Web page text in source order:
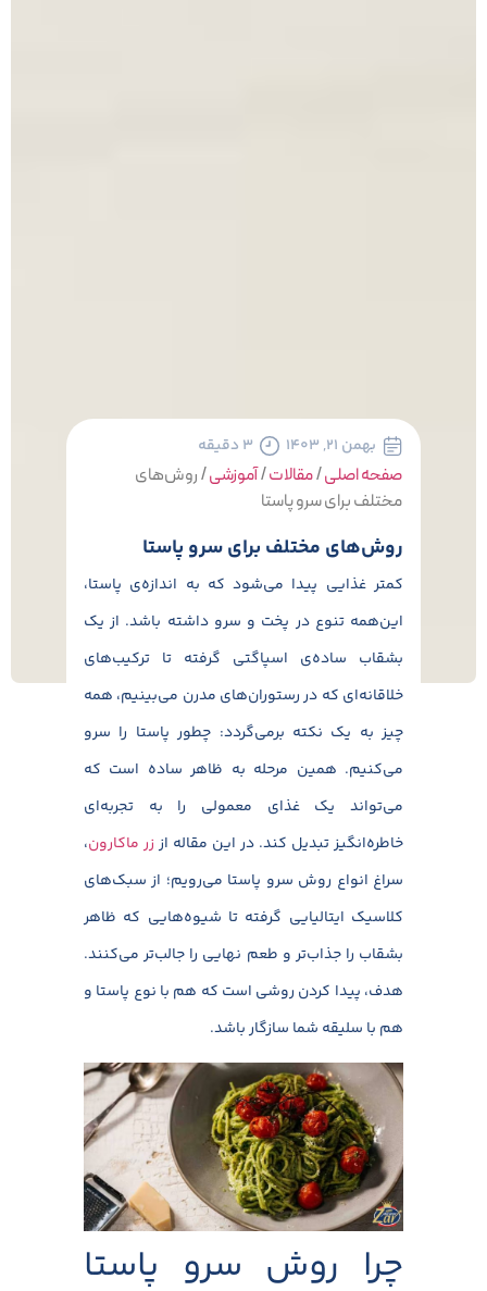
بهمن ۲۱, ۱۴۰۳ ۳ دقیقه
صفحه اصلی/مقالات/آموزشی/روش‌های
مختلف برای سرو پاستا
روش‌های مختلف برای سرو پاستا
کمتر غذایی پیدا می‌شود که به اندازه‌ی پاستا،
این‌همه تنوع در پخت و سرو داشته باشد. از یک
بشقاب ساده‌ی اسپاگتی گرفته تا ترکیب‌های
خلاقانه‌ای که در رستوران‌های مدرن می‌بینیم، همه
چیز به یک نکته برمی‌گردد: چطور پاستا را سرو
می‌کنیم. همین مرحله‌ به ظاهر ساده است که
می‌تواند یک غذای معمولی را به تجربه‌ای
خاطره‌انگیز تبدیل کند. در این مقاله از زر ماکارون،
سراغ انواع روش سرو پاستا می‌رویم؛ از سبک‌های
کلاسیک ایتالیایی گرفته تا شیوه‌هایی که ظاهر
بشقاب را جذاب‌تر و طعم نهایی را جالب‌تر می‌کنند.
هدف، پیدا کردن روشی است که هم با نوع پاستا و
هم با سلیقه شما سازگار باشد.
چرا روش سرو پاستا